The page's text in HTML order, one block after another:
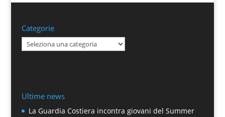
Categorie
Categorie
Ultime news
La Guardia Costiera incontra giovani del Summer